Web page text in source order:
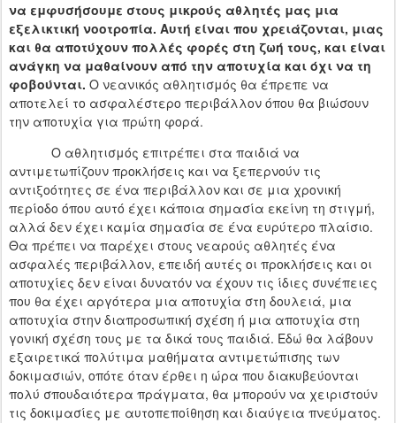
να εμφυσήσουμε στους μικρούς αθλητές μας μια
εξελικτική νοοτροπία. Αυτή είναι που χρειάζονται, μιας
και θα αποτύχουν πολλές φορές στη ζωή τους, και είναι
ανάγκη να μαθαίνουν από την αποτυχία και όχι να τη
φοβούνται. Ο νεανικός αθλητισμός θα έπρεπε να
αποτελεί το ασφαλέστερο περιβάλλον όπου θα βιώσουν
την αποτυχία για πρώτη φορά.
Ο αθλητισμός επιτρέπει στα παιδιά να
αντιμετωπίζουν προκλήσεις και να ξεπερνούν τις
αντιξοότητες σε ένα περιβάλλον και σε μια χρονική
περίοδο όπου αυτό έχει κάποια σημασία εκείνη τη στιγμή,
αλλά δεν έχει καμία σημασία σε ένα ευρύτερο πλαίσιο.
Θα πρέπει να παρέχει στους νεαρούς αθλητές ένα
ασφαλές περιβάλλον, επειδή αυτές οι προκλήσεις και οι
αποτυχίες δεν είναι δυνατόν να έχουν τις ίδιες συνέπειες
που θα έχει αργότερα μια αποτυχία στη δουλειά, μια
αποτυχία στην διαπροσωπική σχέση ή μια αποτυχία στη
γονική σχέση τους με τα δικά τους παιδιά. Εδώ θα λάβουν
εξαιρετικά πολύτιμα μαθήματα αντιμετώπισης των
δοκιμασιών, οπότε όταν έρθει η ώρα που διακυβεύονται
πολύ σπουδαιότερα πράγματα, θα μπορούν να χειριστούν
τις δοκιμασίες με αυτοπεποίθηση και διαύγεια πνεύματος.